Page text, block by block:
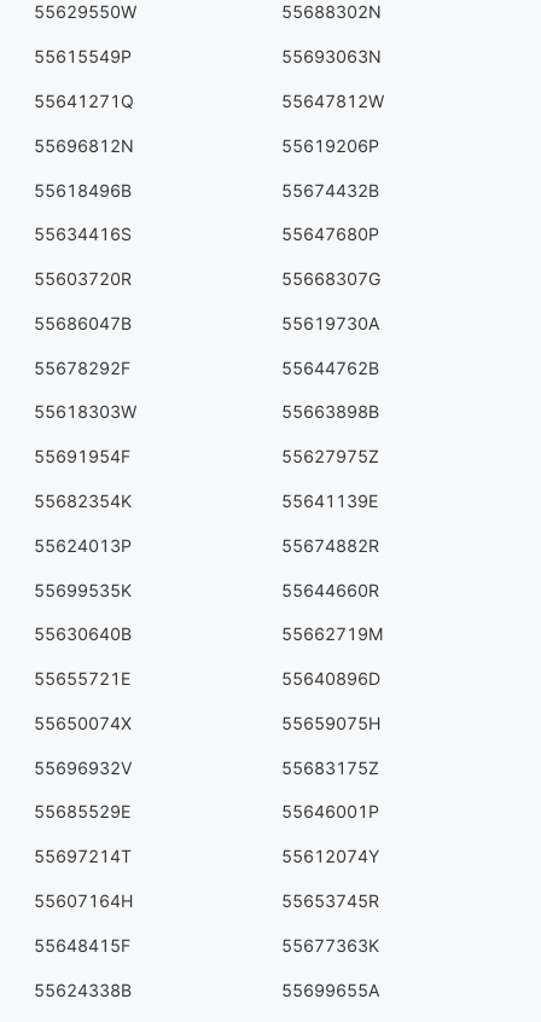
55629550W 55688302N
55615549P 55693063N
55641271Q 55647812W
55696812N 55619206P
55618496B 55674432B
55634416S 55647680P
55603720R 55668307G
55686047B 55619730A
55678292F 55644762B
55618303W 55663898B
55691954F 55627975Z
55682354K 55641139E
55624013P 55674882R
55699535K 55644660R
55630640B 55662719M
55655721E 55640896D
55650074X 55659075H
55696932V 55683175Z
55685529E 55646001P
55697214T 55612074Y
55607164H 55653745R
55648415F 55677363K
55624338B 55699655A